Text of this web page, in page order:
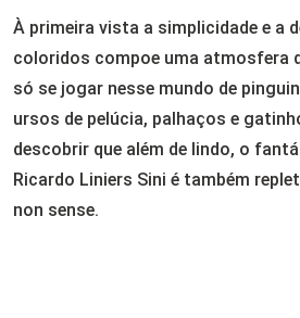
À primeira vista a simplicidade e a
coloridos compoe uma atmosfera
só se jogar nesse mundo de
ursos de pelúcia, palhaços e
descobrir que além de lindo, o
Ricardo Liniers Sini é também
non sense.